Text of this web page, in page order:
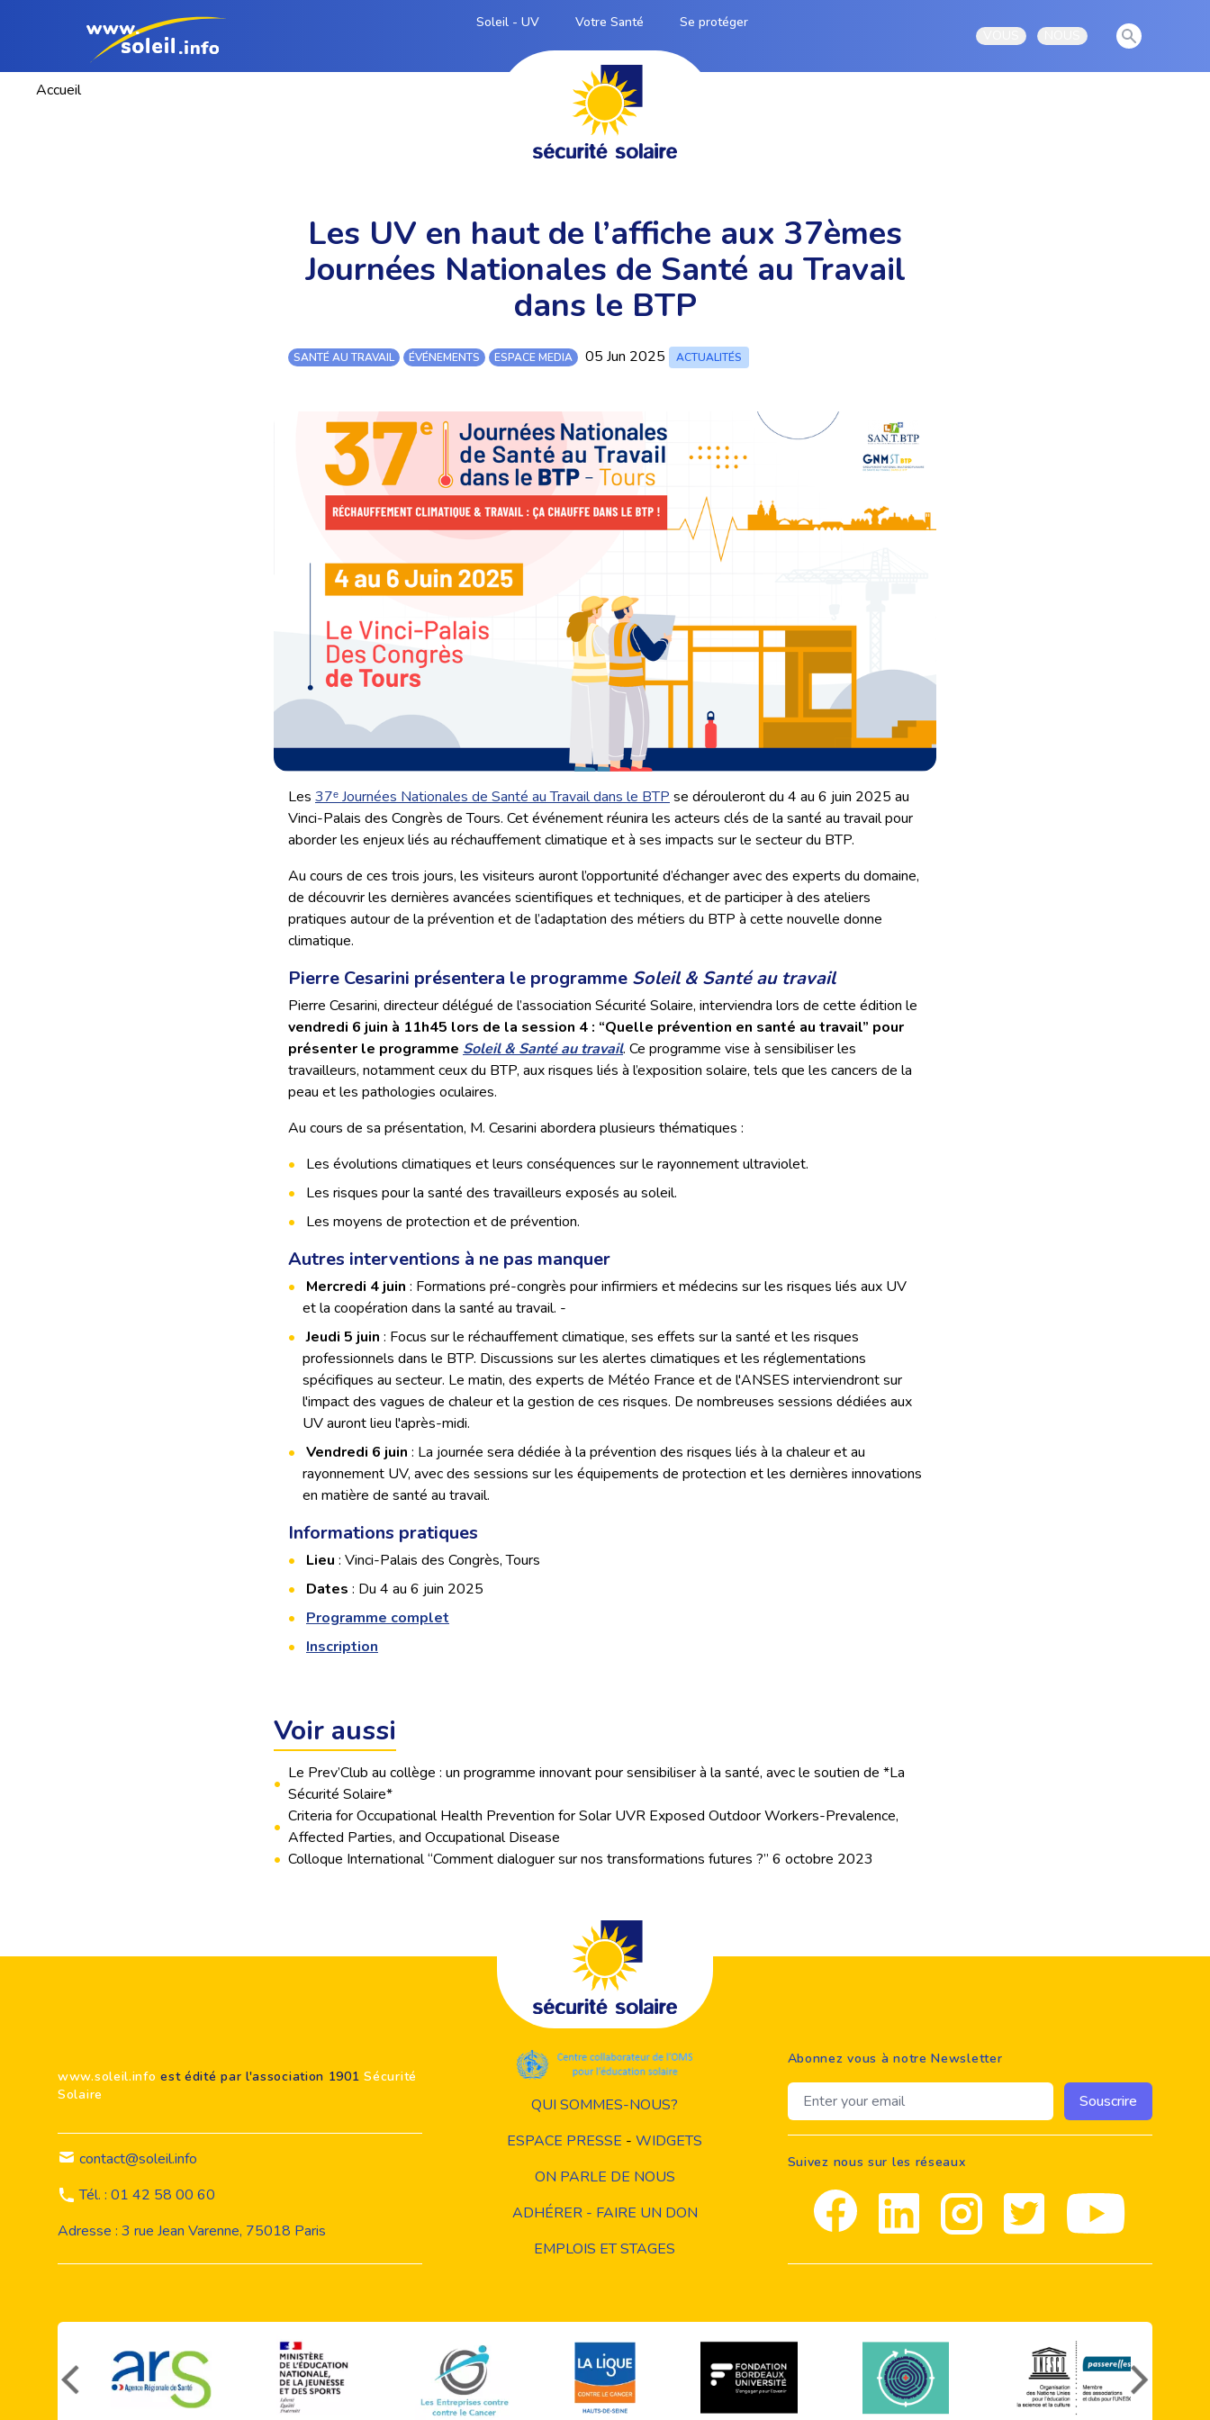
Soleil - UV Votre Santé
Se protéger
Open user menuOpen user menu
View
Accueil
Les UV en haut de l’affiche aux 37èmes
Journées Nationales de Santé au Travail
dans le BTP
SANTÉ AU TRAVAIL ÉVÉNEMENTS ESPACE MEDIA 05 Jun 2025 ACTUALITÉS
Les 37ᵉ Journées Nationales de Santé au Travail dans le BTP se dérouleront du 4 au 6 juin 2025 au
Vinci-Palais des Congrès de Tours. Cet événement réunira les acteurs clés de la santé au travail pour
aborder les enjeux liés au réchauffement climatique et à ses impacts sur le secteur du BTP.
Au cours de ces trois jours, les visiteurs auront l’opportunité d’échanger avec des experts du domaine,
de découvrir les dernières avancées scientifiques et techniques, et de participer à des ateliers
pratiques autour de la prévention et de l’adaptation des métiers du BTP à cette nouvelle donne
climatique.
Pierre Cesarini présentera le programme Soleil & Santé au travail
Pierre Cesarini, directeur délégué de l’association Sécurité Solaire, interviendra lors de cette édition le
vendredi 6 juin à 11h45 lors de la session 4 : “Quelle prévention en santé au travail” pour
présenter le programme Soleil & Santé au travail. Ce programme vise à sensibiliser les
travailleurs, notamment ceux du BTP, aux risques liés à l’exposition solaire, tels que les cancers de la
peau et les pathologies oculaires.
Au cours de sa présentation, M. Cesarini abordera plusieurs thématiques :
Les évolutions climatiques et leurs conséquences sur le rayonnement ultraviolet.
Les risques pour la santé des travailleurs exposés au soleil.
Les moyens de protection et de prévention.
Autres interventions à ne pas manquer
Mercredi 4 juin : Formations pré-congrès pour infirmiers et médecins sur les risques liés aux UV
et la coopération dans la santé au travail. -
Jeudi 5 juin : Focus sur le réchauffement climatique, ses effets sur la santé et les risques
professionnels dans le BTP. Discussions sur les alertes climatiques et les réglementations
spécifiques au secteur. Le matin, des experts de Météo France et de l'ANSES interviendront sur
l'impact des vagues de chaleur et la gestion de ces risques. De nombreuses sessions dédiées aux
UV auront lieu l'après-midi.
Vendredi 6 juin : La journée sera dédiée à la prévention des risques liés à la chaleur et au
rayonnement UV, avec des sessions sur les équipements de protection et les dernières innovations
en matière de santé au travail.
Informations pratiques
Lieu : Vinci-Palais des Congrès, Tours
Dates : Du 4 au 6 juin 2025
Programme complet
Inscription
Voir aussi
•
Le Prev’Club au collège : un programme innovant pour sensibiliser à la santé, avec le soutien de *La
Sécurité Solaire*
•
Criteria for Occupational Health Prevention for Solar UVR Exposed Outdoor Workers-Prevalence,
Affected Parties, and Occupational Disease
• Colloque International “Comment dialoguer sur nos transformations futures ?” 6 octobre 2023
www.soleil.info est édité par l'association 1901Sécurité
Solaire
contact@soleil.info
Tél. : 01 42 58 00 60
Adresse : 3 rue Jean Varenne, 75018 Paris
QUI SOMMES-NOUS?
ESPACE PRESSE - WIDGETS
ON PARLE DE NOUS
ADHÉRER - FAIRE UN DON
EMPLOIS ET STAGES
Abonnez vous à notre Newsletter
Email address Souscrire
Suivez nous sur les réseaux
Facebook Linkedin Instagram Twitter youtube